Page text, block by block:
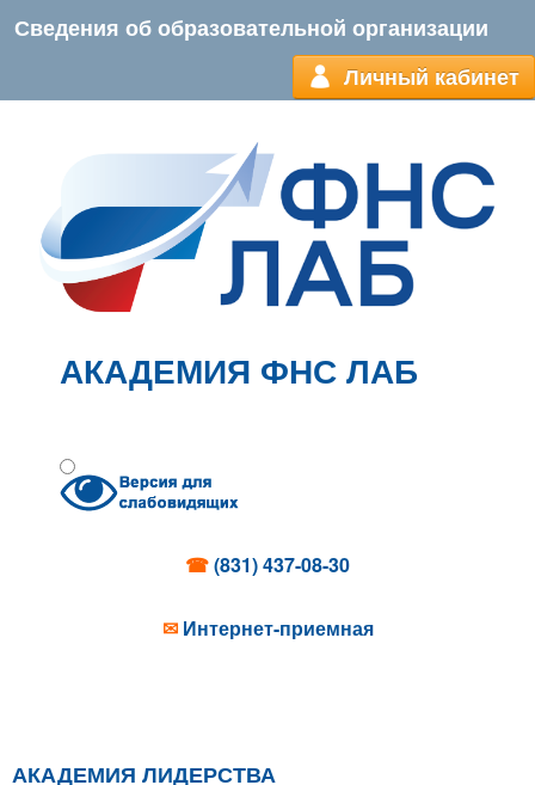
Сведения об образовательной организации
Личный кабинет
АКАДЕМИЯ ФНС ЛАБ
☎(831) 437-08-30
✉ Интернет-приемная
АКАДЕМИЯ ЛИДЕРСТВА